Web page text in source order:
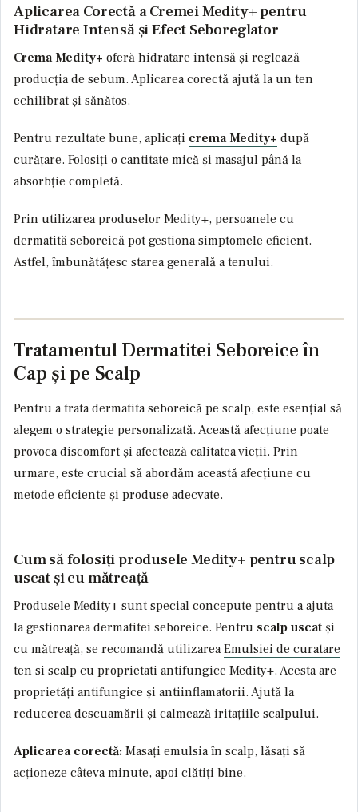
Aplicarea Corectă a Cremei Medity+ pentru
Hidratare Intensă și Efect Seboreglator
Crema Medity+ oferă hidratare intensă și reglează
producția de sebum. Aplicarea corectă ajută la un ten
echilibrat și sănătos.
Pentru rezultate bune, aplicați crema Medity+ după
curățare. Folosiți o cantitate mică și masajul până la
absorbție completă.
Prin utilizarea produselor Medity+, persoanele cu
dermatită seboreică pot gestiona simptomele eficient.
Astfel, îmbunătățesc starea generală a tenului.
Tratamentul Dermatitei Seboreice în
Cap și pe Scalp
Pentru a trata dermatita seboreică pe scalp, este esențial să
alegem o strategie personalizată. Această afecțiune poate
provoca discomfort și afectează calitatea vieții. Prin
urmare, este crucial să abordăm această afecțiune cu
metode eficiente și produse adecvate.
Cum să folosiți produsele Medity+ pentru scalp
uscat și cu mătreață
Produsele Medity+ sunt special concepute pentru a ajuta
la gestionarea dermatitei seboreice. Pentru scalp uscat și
cu mătreață, se recomandă utilizarea Emulsiei de curatare
ten si scalp cu proprietati antifungice Medity+. Acesta are
proprietăți antifungice și antiinflamatorii. Ajută la
reducerea descuamării și calmează iritațiile scalpului.
Aplicarea corectă: Masați emulsia în scalp, lăsați să
acționeze câteva minute, apoi clătiți bine.